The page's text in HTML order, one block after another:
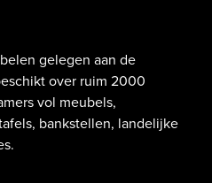
gelegen aan de
over ruim 2000
vol meubels,
bankstellen, landelijke